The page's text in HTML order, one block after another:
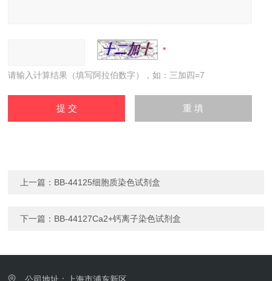
请输入计算结果（填写阿拉伯数字），如：三加四=7
上一篇： BB-44125细胞质染色试剂盒
下一篇： BB-44127Ca2+钙离子染色试剂盒